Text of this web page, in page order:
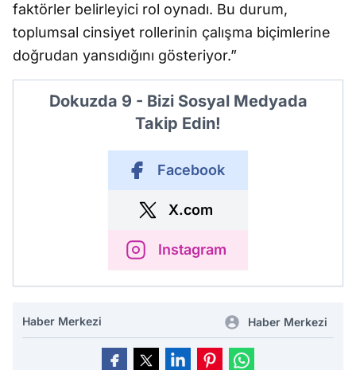
faktörler belirleyici rol oynadı. Bu durum,
toplumsal cinsiyet rollerinin çalışma biçimlerine
doğrudan yansıdığını gösteriyor.”
Dokuzda 9 - Bizi Sosyal Medyada
Takip Edin!
Facebook
X.com
Instagram
Haber Merkezi Haber Merkezi